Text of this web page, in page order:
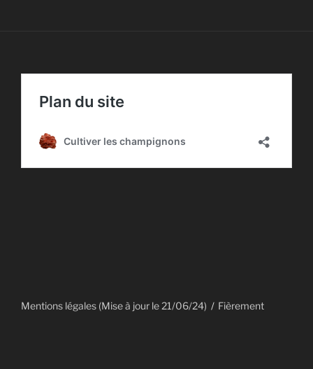
Mentions légales (Mise à jour le 21/06/24)
Fièrement